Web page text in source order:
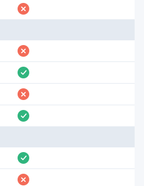
fehlt
fehlt
vorhanden
fehlt
vorhanden
vorhanden
fehlt